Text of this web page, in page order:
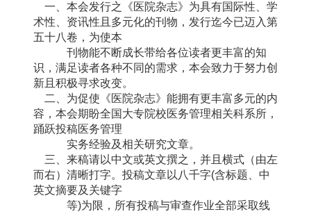
一、本会发行之《医院杂志》为具有国际性、学
术性、资讯性且多元化的刊物，发行迄今已迈入第
五十八卷，为使本
刊物能不断成长带给各位读者更丰富的知
识，满足读者各种不同的需求，本会致力于努力创
新且积极寻求改变。
二、为促使《医院杂志》能拥有更丰富多元的内
容，本会期盼全国大专院校医务管理相关科系所，
踊跃投稿医务管理
实务经验及相关研究文章。
三、来稿请以中文或英文撰之，并且横式（由左
而右）清晰打字。投稿文章以八千字(含标题、中
英文摘要及关键字
等)为限，所有投稿与审查作业全部采取线